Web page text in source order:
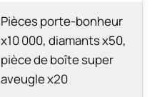
Pièces porte-bonheur
x10 000, diamants x50,
pièce de boîte super
aveugle x20